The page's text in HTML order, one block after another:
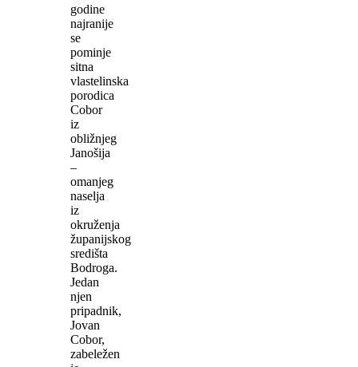
godine
najranije
se
pominje
sitna
vlastelinska
porodica
Cobor
iz
obližnjeg
Janošija
–
omanjeg
naselja
iz
okruženja
županijskog
središta
Bodroga.
Jedan
njen
pripadnik,
Jovan
Cobor,
zabeležen